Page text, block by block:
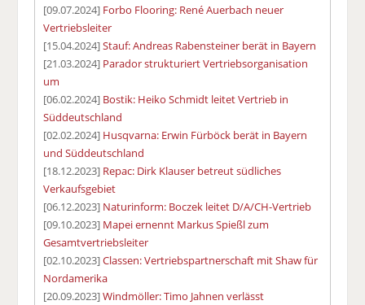
[09.07.2024] Forbo Flooring: René Auerbach neuer
Vertriebsleiter
[15.04.2024]Stauf: Andreas Rabensteiner berät in Bayern
[21.03.2024] Parador strukturiert Vertriebsorganisation
um
[06.02.2024] Bostik: Heiko Schmidt leitet Vertrieb in
Süddeutschland
[02.02.2024] Husqvarna: Erwin Fürböck berät in Bayern
und Süddeutschland
[18.12.2023] Repac: Dirk Klauser betreut südliches
Verkaufsgebiet
[06.12.2023] Naturinform: Boczek leitet D/A/CH-Vertrieb
[09.10.2023] Mapei ernennt Markus Spießl zum
Gesamtvertriebsleiter
[02.10.2023]Classen: Vertriebspartnerschaft mit Shaw für
Nordamerika
[20.09.2023]Windmöller: Timo Jahnen verlässt